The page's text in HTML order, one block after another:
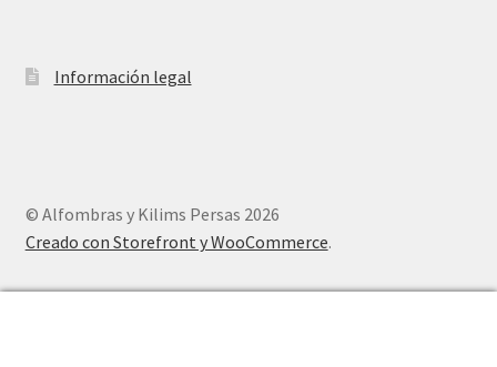
Información legal
© Alfombras y Kilims Persas 2026
Creado con Storefront y WooCommerce.